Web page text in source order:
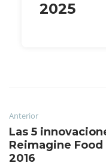
2025
Anterior
Las 5
Reimagine
2016